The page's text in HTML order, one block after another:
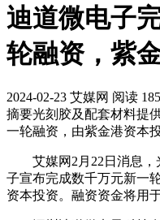
迪道微电子
轮融资，紫
2024-02-23 艾媒网 阅读
摘要光刻胶及配套材料提
一轮融资，由紫金港资本投
艾媒网2月22日消息，
子宣布完成数千万元新一
资本投资。融资资金将用